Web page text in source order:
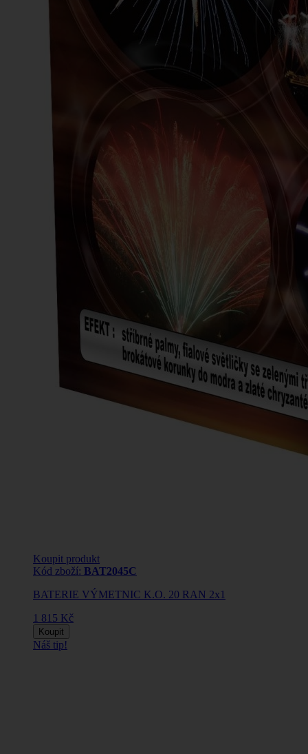
Koupit produkt
Kód zboží: BAT2045C
BATERIE VÝMETNIC K.O. 20 RAN 2x1
1 815 Kč
Koupit
Náš tip!